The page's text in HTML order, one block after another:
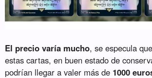
El precio varía mucho, se especula
estas cartas, en buen estado de
podrían llegar a valer más de 1000